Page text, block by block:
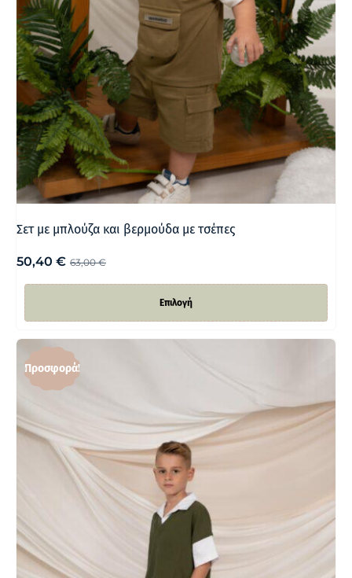
Σετ με μπλούζα και βερμούδα με τσέπες
63,00€
50,40 €
Επιλογή
Προσφορά!